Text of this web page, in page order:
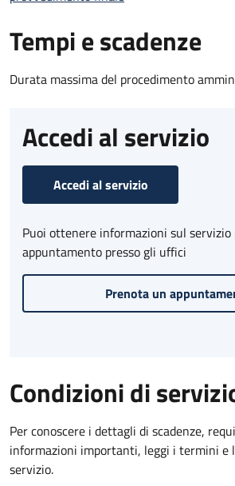
Tempi e scadenze
Durata massima del procedimento
Accedi al servizio
Accedi al servizio
Puoi ottenere informazioni sul
appuntamento presso gli uffici
Prenota un
Condizioni di
Per conoscere i dettagli di scadenze,
informazioni importanti, leggi i termini e
servizio.